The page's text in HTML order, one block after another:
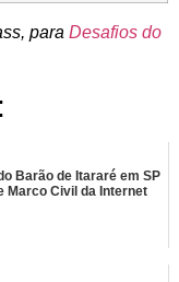
para Desafios do
Barão de Itararé em SP
Marco Civil da Internet